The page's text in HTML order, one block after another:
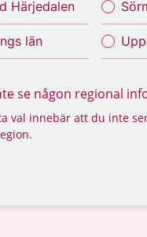
Härjedalen
län
se någon regional
val innebär att du inte